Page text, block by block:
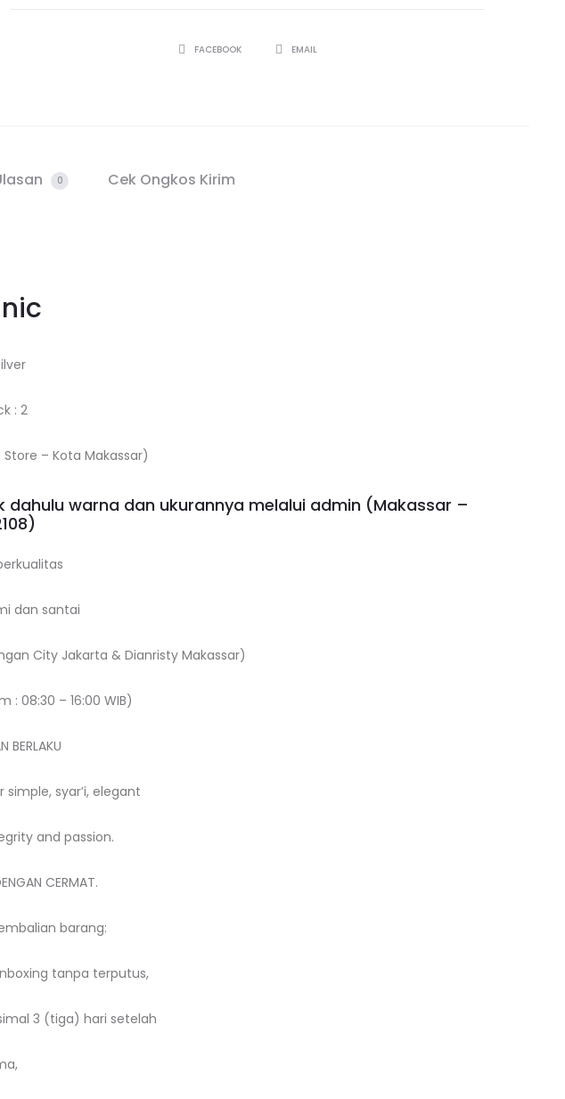
SHAREFACEBOOK EMAIL
0 Cek Ongkos Kirim
: 2
– Kota Makassar)
warna dan ukurannya melalui admin (Makassar –
)
dan santai
City Jakarta & Dianristy Makassar)
: 08:30 – 16:00 WIB)
BERLAKU
simple, syar’i, elegant
and passion.
CERMAT.
barang:
tanpa terputus,
3 (tiga) hari setelah